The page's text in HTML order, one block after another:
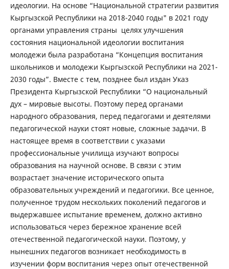
идеологии. На основе “Национальной стратегии развития
Кыргызской Республики на 2018-2040 годы" в 2021 году
органами управления страны целях улучшения
состояния национальной идеологии воспитания
молодежи была разработана “Концепция воспитания
школьников и молодежи Кыргызской Республики на 2021-
2030 годы”. Вместе с тем, позднее был издан Указ
Президента Кыргызской Республики “О национальный
дух – мировые высоты. Поэтому перед органами
народного образования, перед педагогами и деятелями
педагогической науки стоят новые, сложные задачи. В
настоящее время в соответствии с указами
профессиональные училища изучают вопросы
образования на научной основе. В связи с этим
возрастает значение исторического опыта
образовательных учреждений и педагогики. Все ценное,
полученное трудом нескольких поколений педагогов и
выдержавшее испытание временем, должно активно
использоваться через бережное хранение всей
отечественной педагогической науки. Поэтому, у
нынешних педагогов возникает необходимость в
изучении форм воспитания через опыт отечественной